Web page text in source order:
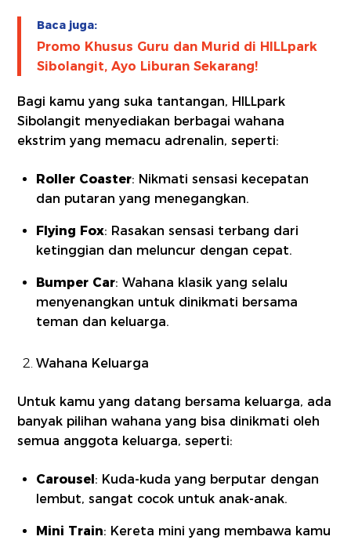
Baca juga:
Promo Khusus Guru dan Murid di HILLpark
Sibolangit, Ayo Liburan Sekarang!
Bagi kamu yang suka tantangan, HILLpark
Sibolangit menyediakan berbagai wahana
ekstrim yang memacu adrenalin, seperti:
Roller Coaster: Nikmati sensasi kecepatan
dan putaran yang menegangkan.
Flying Fox: Rasakan sensasi terbang dari
ketinggian dan meluncur dengan cepat.
Bumper Car: Wahana klasik yang selalu
menyenangkan untuk dinikmati bersama
teman dan keluarga.
Wahana Keluarga
Untuk kamu yang datang bersama keluarga, ada
banyak pilihan wahana yang bisa dinikmati oleh
semua anggota keluarga, seperti:
Carousel: Kuda-kuda yang berputar dengan
lembut, sangat cocok untuk anak-anak.
Mini Train: Kereta mini yang membawa kamu